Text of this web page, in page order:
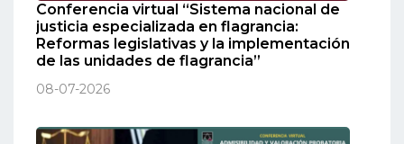
Conferencia virtual “Sistema nacional de
justicia especializada en flagrancia:
Reformas legislativas y la implementación
de las unidades de flagrancia”
08-07-2026